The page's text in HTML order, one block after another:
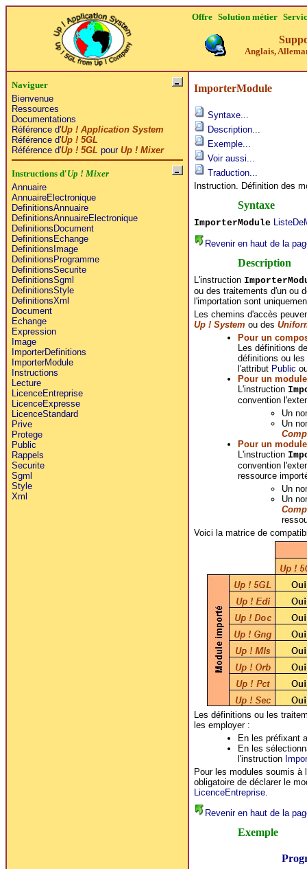
Offre Solution métier
Anglais,
Naviguer
Bienvenue
Ressources
Documentations
Référence d'Up ! Application System
Référence d'Up ! 5GL
Référence d'Up ! 5GL pour Up ! Mixer
Instructions d'Up ! Mixer
Annuaire
AnnuaireElectronique
DefinitionsAnnuaire
DefinitionsAnnuaireElectronique
DefinitionsDocument
DefinitionsEchange
DefinitionsImage
DefinitionsProgramme
DefinitionsSecurite
DefinitionsSgml
DefinitionsStyle
DefinitionsXml
Document
Echange
Expression
Image
ImporterDefinitions
ImporterModule
Instructions
Lecture
LicenceEntreprise
LicenceExpresse
LicenceStandard
Prive
Protege
Public
Rappels
Securite
Sgml
Style
Xml
ImporterModule
Syntaxe...
Description...
Exemple...
Voir aussi...
Traduction...
Instruction. Définition des
Syntaxe
ImporterModule
Revenir en haut de la
Description
L'instruction
ou des traitements d'un ou
l'importation sont
Les chemins d'accès
Up ! System ou des
Pour un
Les définitions
définitions ou
l'attribut Public
Pour un
L'instruction
convention
Un
Un
Pour un
L'instruction
convention
ressource
Un
Un
Voici la matrice de
Les définitions ou les
les employer :
En les préfixant
En les
l'instruction
Pour les modules soumis
obligatoire de déclarer le
LicenceEntreprise.
Revenir en haut de la
Exemple